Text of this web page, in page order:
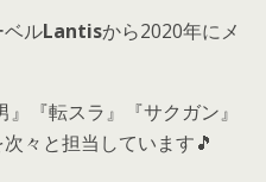
ベルLantisから2020年にメ
『転スラ』『サクガン』
々と担当しています🎵